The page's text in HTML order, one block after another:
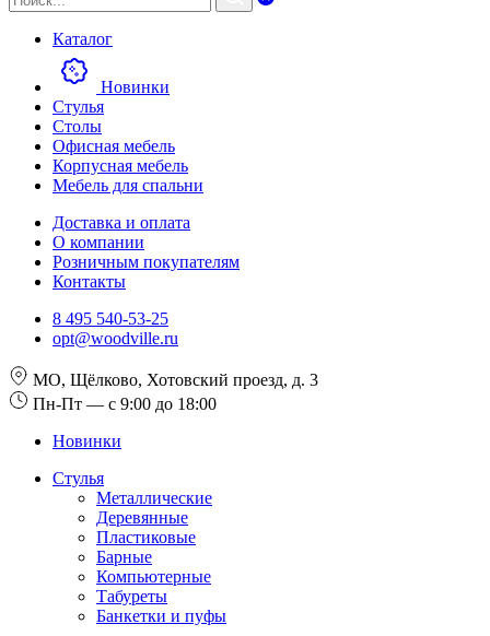
Каталог
Новинки
Стулья
Столы
Офисная мебель
Корпусная мебель
Мебель для спальни
Доставка и оплата
О компании
Розничным покупателям
Контакты
8 495 540-53-25
opt@woodville.ru
МО, Щёлково, Хотовский проезд, д. 3
Пн-Пт — с 9:00 до 18:00
Новинки
Стулья
Металлические
Деревянные
Пластиковые
Барные
Компьютерные
Табуреты
Банкетки и пуфы